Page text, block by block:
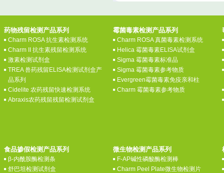
药物残留检测产品系列
Charm ROSA 抗生素检测系统
Charm II 抗生素残留检测系统
激素检测试剂盒
TREA 兽药残留ELISA检测试剂盒产
品系列
Cidelite 农药残留快速检测系统
Abraxis农药残留残留检测试剂盒
霉菌毒素检测产品系列
Charm ROSA 真菌毒素检测系统
Helica 霉菌毒素ELISA试剂盒
Sigma 霉菌毒素标准品
Sigma 霉菌毒素参考物质
Evergreen霉菌毒素免疫亲和柱
Charm 霉菌毒素参考物质
食品掺假检测产品系列
β-内酰胺酶检测条
舒巴坦检测试剂盒
微生物检测产品系列
F-AP碱性磷酸酶检测棒
Charm Peel Plate微生物检测片